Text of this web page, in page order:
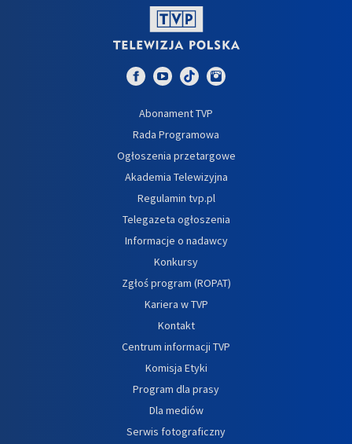
Abonament TVP
Rada Programowa
Ogłoszenia przetargowe
Akademia Telewizyjna
Regulamin tvp.pl
Telegazeta ogłoszenia
Informacje o nadawcy
Konkursy
Zgłoś program (ROPAT)
Kariera w TVP
Kontakt
Centrum informacji TVP
Komisja Etyki
Program dla prasy
Dla mediów
Serwis fotograficzny